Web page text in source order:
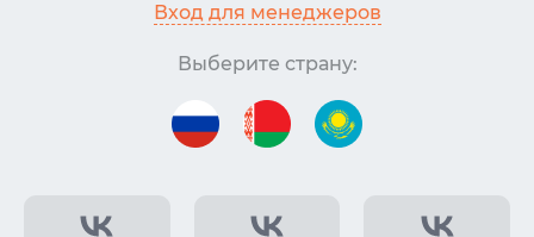
Вход для менеджеров
Выберите страну: